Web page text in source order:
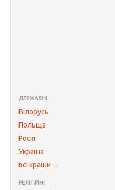
ДЕРЖАВНІ
Білорусь
Польща
Росія
Україна
всі країни →
РЕЛІГІЙНІ